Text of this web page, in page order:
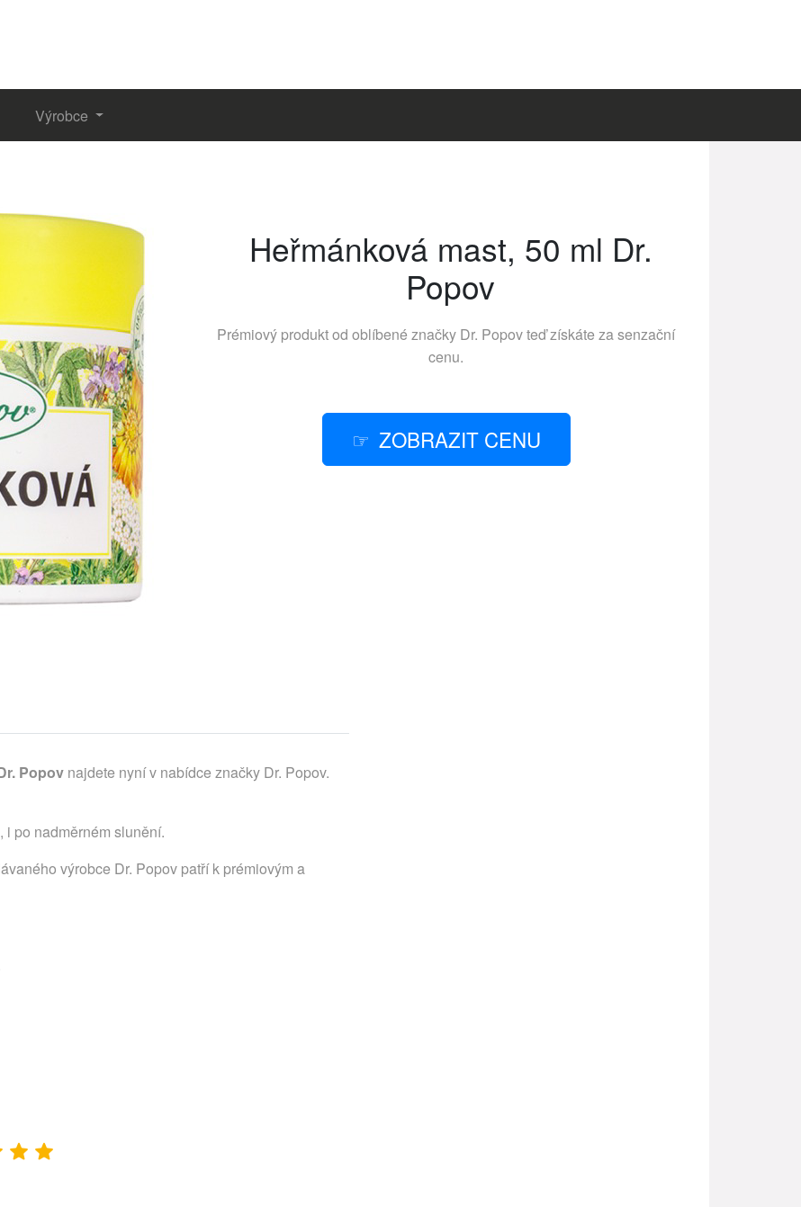
Výrobce
Heřmánková mast, 50 ml Dr.
Popov
Prémiový produkt od oblíbené značky Dr. Popovteď získáte za senzační
cenu.
ZOBRAZIT CENU
Popov najdete nyní v nabídce značky Dr. Popov.
po nadměrném slunění.
výrobce Dr. Popov patří k prémiovým a